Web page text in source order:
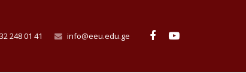
248 01 41 info@eeu.edu.ge